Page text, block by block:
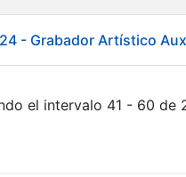
- Grabador Artístico
el intervalo 41 - 60 de